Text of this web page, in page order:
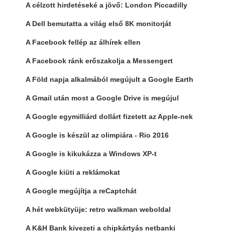
A célzott hirdetéseké a jövő: London Piccadilly
A Dell bemutatta a világ első 8K monitorját
A Facebook fellép az álhírek ellen
A Facebook ránk erőszakolja a Messengert
A Föld napja alkalmából megújult a Google Earth
A Gmail után most a Google Drive is megújul
A Google egymilliárd dollárt fizetett az Apple-nek
A Google is készül az olimpiára - Rio 2016
A Google is kikukázza a Windows XP-t
A Google kiüti a reklámokat
A Google megújítja a reCaptchát
A hét webkütyüje: retro walkman weboldal
A K&H Bank kivezeti a chipkártyás netbanki